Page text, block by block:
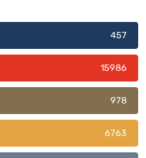
457
15986
978
6763